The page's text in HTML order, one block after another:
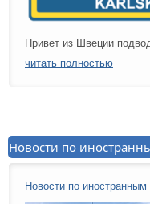
Привет из Швеции
читать полностью
Новости по
Новости по